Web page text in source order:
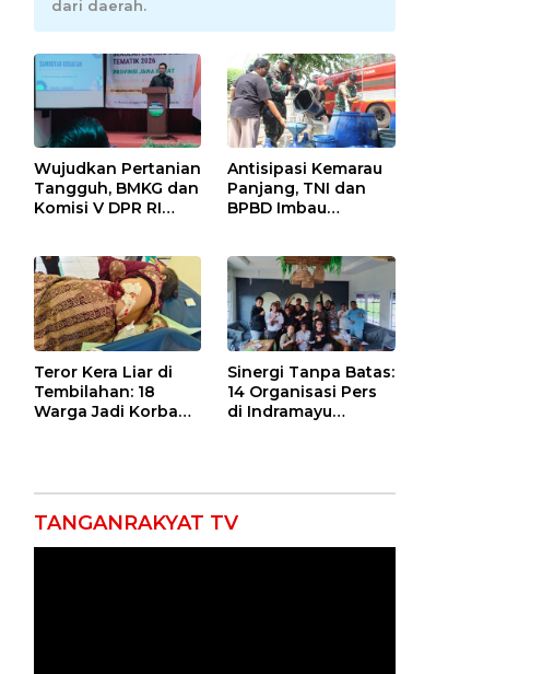
dari daerah.
Wujudkan Pertanian
Tangguh, BMKG dan
Komisi V DPR RI
Sekolah Lapang
Iklim
Antisipasi Kemarau
Panjang, TNI dan
BPBD Imbau
Kebakaran
Teror Kera Liar di
Tembilahan: 18
Warga Jadi Korban
Sinergi Tanpa Batas:
14 Organisasi Pers
di Indramayu
TANGANRAKYAT TV